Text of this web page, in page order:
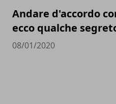
Andare d'accordo
ecco qualche
08/01/2020